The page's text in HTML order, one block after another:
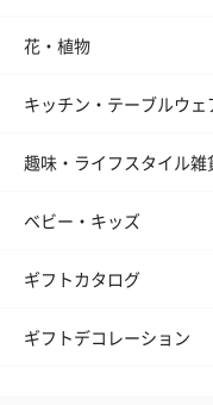
花・植物
キッチン・テーブルウェ
趣味・ライフスタイル雑
ベビー・キッズ
ギフトカタログ
ギフトデコレーション